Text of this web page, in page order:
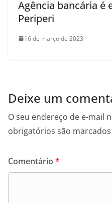
Agência bancária é
Periperi
16 de março de 2023
Deixe um
O seu endereço de e-mail
obrigatórios são
Comentário *